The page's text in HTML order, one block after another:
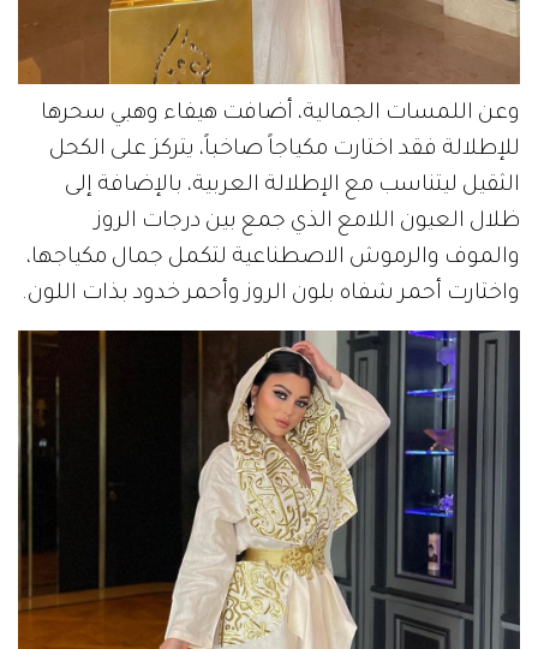
وعن اللمسات الجمالية، أضافت هيفاء وهبي سحرها
للإطلالة فقد اختارت مكياجاً صاخباً، يتركز على الكحل
الثقيل ليتناسب مع الإطلالة العربية، بالإضافة إلى
ظلال العيون اللامع الذي جمع بين درجات الروز
والموف والرموش الاصطناعية لتكمل جمال مكياجها،
واختارت أحمر شفاه بلون الروز وأحمر خدود بذات اللون.